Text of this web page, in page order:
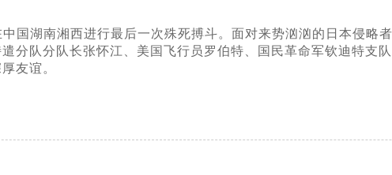
国湖南湘西进行最后一次殊死搏斗。面对来势汹汹的日本侵略
分队分队长张怀江、美国飞行员罗伯特、国民革命军钦迪特支
友谊。